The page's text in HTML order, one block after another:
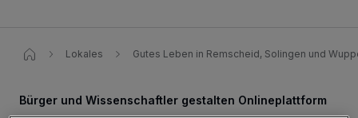
Lokales Gutes Leben in Remscheid, Solingen und
Bürger und Wissenschaftler gestalten Onlineplattform